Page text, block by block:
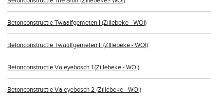
Betonconstructie Twaalfgemeten I (Zillebeke - WOI)
Betonconstructie Twaalfgemeten II (Zillebeke - WOI)
Betonconstructie Valeyebosch 1 (Zillebeke - WOI)
Betonconstructie Valeyebosch 2 (Zillebeke - WOI)